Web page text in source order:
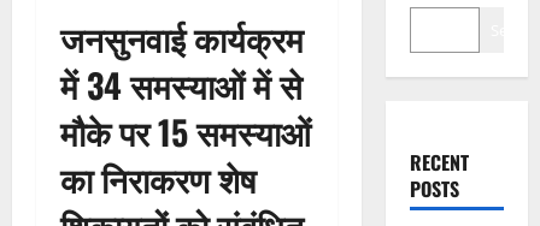
जनसुनवाई कार्यक्रम
में 34 समस्याओं में से
मौके पर 15 समस्याओं
का निराकरण शेष
RECENT
POSTS